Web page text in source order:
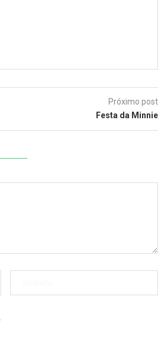
Próximo post
Festa da Minnie